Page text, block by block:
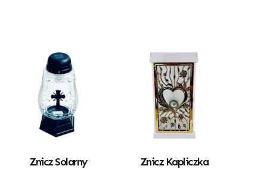
Znicz Solarny
Znicz Kapliczka